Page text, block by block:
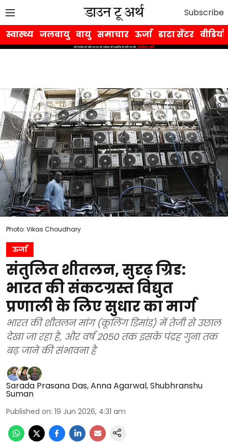
Subscribe
स्वास्थ्य जलवायु वायु समाचार ऊर्जा डाटा सेंटर वीडियो
Photo: Vikas Choudhary
ऊर्जा
संतुलित शीतलन, सुदृढ़ ग्रिड:
भारत की संकटग्रस्त विद्युत
प्रणाली के लिए सुधार का मार्ग
भारत की शीतलन मांग (कूलिंग डिमांड) में तेजी से उछाल
देखा जा रहा है, और वर्ष 2050 तक इसके पंद्रह गुना तक
बढ़ जाने की संभावना है
Sarada Prasana Das,Anna Agarwal,Shubhranshu
Suman
Published on: 19 Jun 2026, 4:31 am